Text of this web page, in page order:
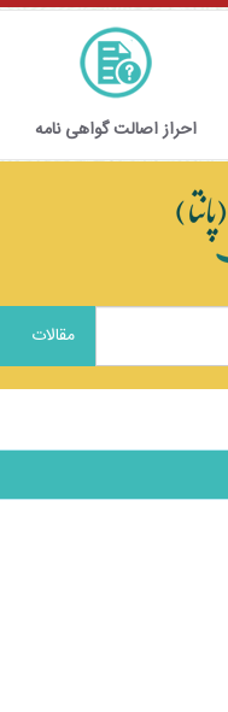
احراز اصالت گواهی نامه